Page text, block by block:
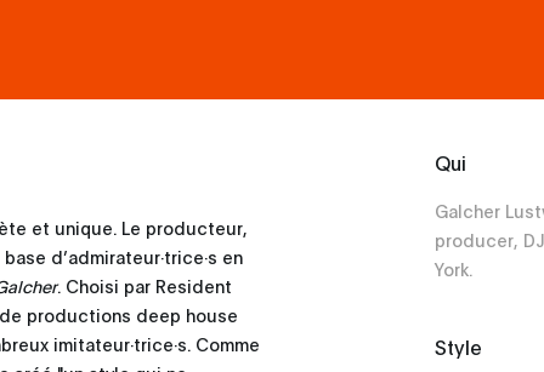
et unique. Le producteur,
d’admirateur·trice·s en
. Choisi par Resident
productions deep house
imitateur·trice·s. Comme
Qui
Galcher
producer,
York.
Style